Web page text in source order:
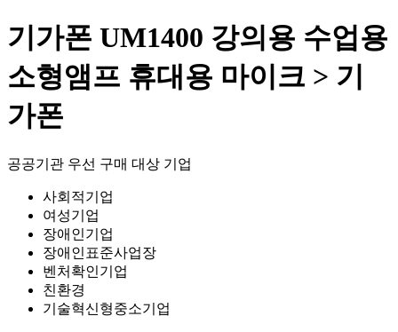
기가폰 UM1400 강의용 수업용
소형앰프 휴대용 마이크 > 기
가폰
공공기관 우선 구매 대상 기업
사회적기업
여성기업
장애인기업
장애인표준사업장
벤처확인기업
친환경
기술혁신형중소기업